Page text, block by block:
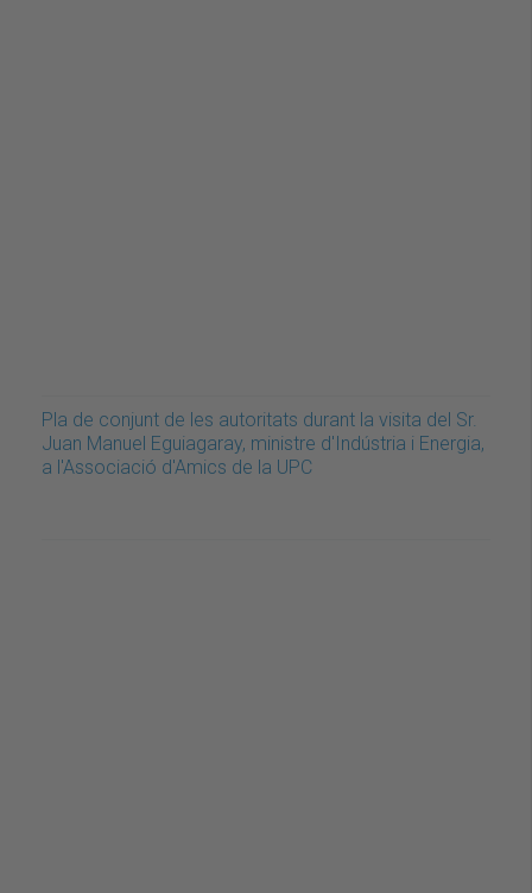
Pla de conjunt de les autoritats durant la visita del Sr.
Juan Manuel Eguiagaray, ministre d'Indústria i Energia,
a l'Associació d'Amics de la UPC